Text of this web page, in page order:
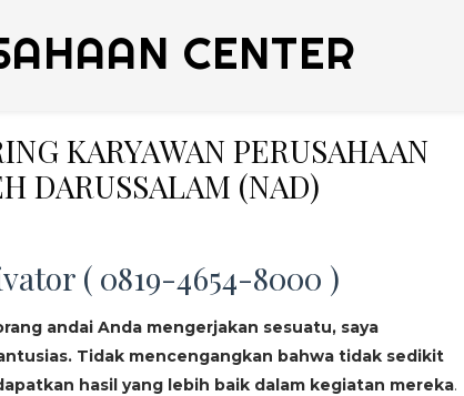
CENTER
KARYAWAN PERUSAHAAN
DARUSSALAM (NAD)
( 0819-4654-8000 )
andai Anda mengerjakan sesuatu, saya
Tidak mencengangkan bahwa tidak sedikit
hasil yang lebih baik dalam kegiatan mereka.